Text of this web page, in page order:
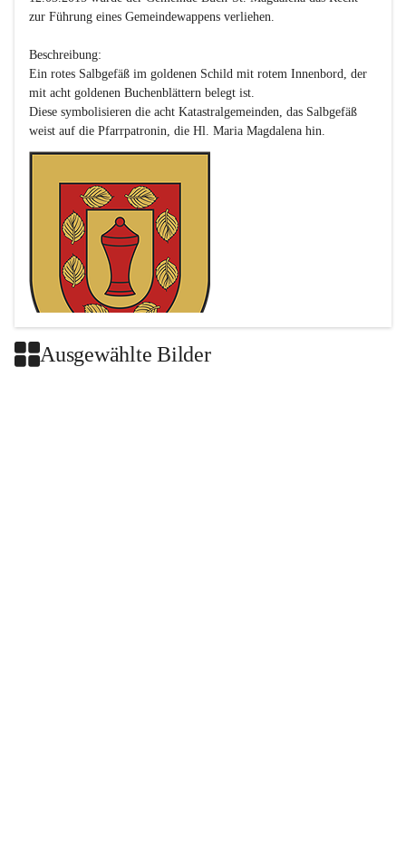
zur Führung eines Gemeindewappens verliehen.
Beschreibung:
Ein rotes Salbgefäß im goldenen Schild mit rotem Innenbord, der
mit acht goldenen Buchenblättern belegt ist.
Diese symbolisieren die acht Katastralgemeinden, das Salbgefäß
Ausgewählte Bilder